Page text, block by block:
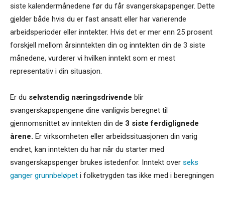
siste kalendermånedene før du får svangerskapspenger. Dette
gjelder både hvis du er fast ansatt eller har varierende
arbeidsperioder eller inntekter. Hvis det er mer enn 25 prosent
forskjell mellom årsinntekten din og inntekten din de 3 siste
månedene, vurderer vi hvilken inntekt som er mest
representativ i din situasjon.
Er du selvstendig næringsdrivende blir
svangerskapspengene dine vanligvis beregnet til
gjennomsnittet av inntekten din de 3 siste ferdiglignede
årene. Er virksomheten eller arbeidssituasjonen din varig
endret, kan inntekten du har når du starter med
svangerskapspenger brukes istedenfor. Inntekt over seks
ganger grunnbeløpet i folketrygden tas ikke med i beregningen